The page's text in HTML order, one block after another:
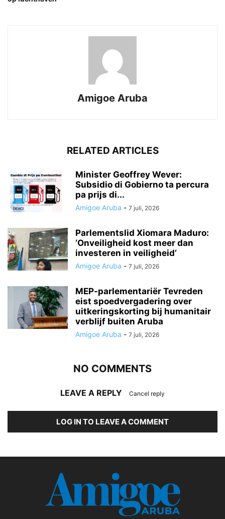
Amigoe Aruba
RELATED ARTICLES
Minister Geoffrey Wever:
Subsidio di Gobierno ta percura
pa prijs di...
Amigoe Aruba - 7 juli, 2026
Parlementslid Xiomara Maduro:
‘Onveiligheid kost meer dan
investeren in veiligheid’
Amigoe Aruba - 7 juli, 2026
MEP-parlementariër Tevreden
eist spoedvergadering over
uitkeringskorting bij humanitair
verblijf buiten Aruba
Amigoe Aruba - 7 juli, 2026
NO COMMENTS
LEAVE A REPLY Cancel reply
LOG IN TO LEAVE A COMMENT